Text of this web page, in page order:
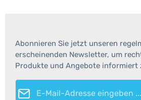
Abonnieren Sie jetzt unseren
erscheinenden Newsletter, um
Produkte und Angebote informiert
E-Mail-Adresse*